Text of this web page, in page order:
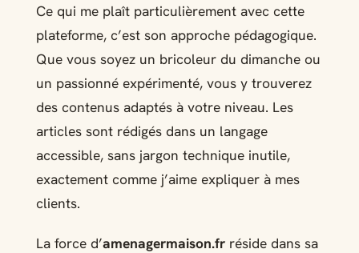
Ce qui me plaît particulièrement avec cette
plateforme, c’est son approche pédagogique.
Que vous soyez un bricoleur du dimanche ou
un passionné expérimenté, vous y trouverez
des contenus adaptés à votre niveau. Les
articles sont rédigés dans un langage
accessible, sans jargon technique inutile,
exactement comme j’aime expliquer à mes
clients.
La force d’amenagermaison.frréside dans sa